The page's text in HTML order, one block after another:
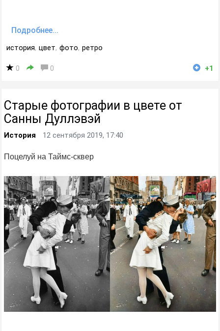
Подробнее...
история, цвет, фото, ретро
0 0 +1
Старые фотографии в цвете от
Санны Дуллэвэй
История 12 сентября 2019, 17:40
Поцелуй на Таймс-сквер